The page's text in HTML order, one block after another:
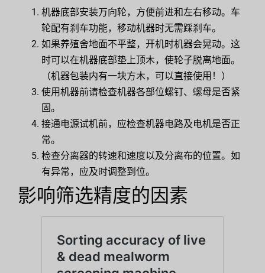
机器底部安装万向轮，方便前进和左右移动。车
轮配有刹车功能，移动机器时无需踩刹车。
如果养殖舍地面不平整，开机时机器会晃动。这
时可以在机器底部垫上顶木，使轮子脱离地面。
（机器包装内有一块方木，可以直接使用！）
使用机器前请检查机器各部位螺钉、螺母是否紧
固。
接通电源试机前，应检查机器电路及电机是否正
常。
检查分离器的转速和速度以及分离布的位置。如
有异常，应及时调整到位。
影响筛选精度的因素